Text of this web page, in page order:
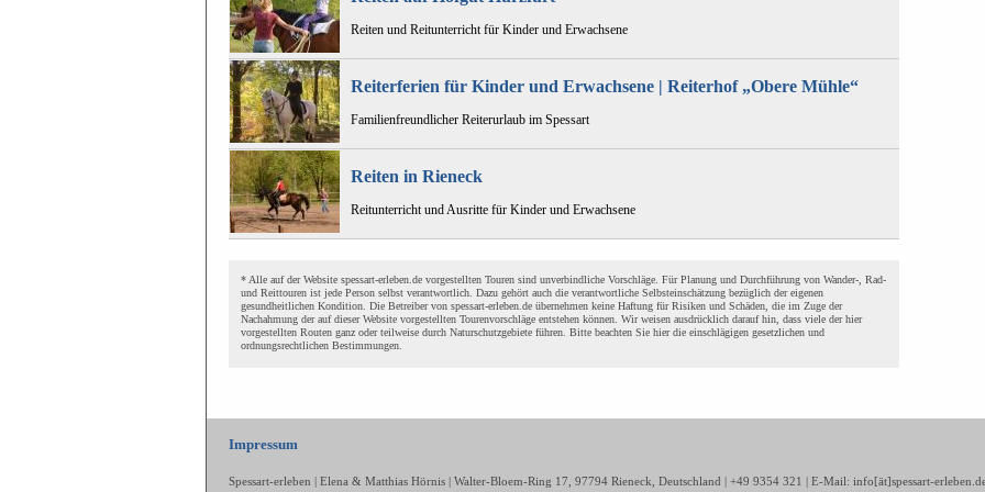
Reiten und Reitunterricht für Kinder und Erwachsene
Reiterferien für Kinder und Erwachsene | Reiterhof „Obere Mühle“
Familienfreundlicher Reiterurlaub im Spessart
Reiten in Rieneck
Reitunterricht und Ausritte für Kinder und Erwachsene
* Alle auf der Website spessart-erleben.de vorgestellten Touren sind unverbindliche Vorschläge. Für Planung und Durchführung von Wander-, Rad-
und Reittouren ist jede Person selbst verantwortlich. Dazu gehört auch die verantwortliche Selbsteinschätzung bezüglich der eigenen
gesundheitlichen Kondition. Die Betreiber von spessart-erleben.de übernehmen keine Haftung für Risiken und Schäden, die im Zuge der
Nachahmung der auf dieser Website vorgestellten Tourenvorschläge entstehen können. Wir weisen ausdrücklich darauf hin, dass viele der hier
vorgestellten Routen ganz oder teilweise durch Naturschutzgebiete führen. Bitte beachten Sie hier die einschlägigen gesetzlichen und
ordnungsrechtlichen Bestimmungen.
Impressum
Spessart-erleben | Elena & Matthias Hörnis | Walter-Bloem-Ring 17, 97794 Rieneck, Deutschland | +49 9354 321 | E-Mail: info[ät]spessart-